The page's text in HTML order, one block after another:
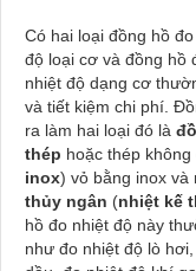
Có hai loại đồng hồ
độ loại cơ và đồng hồ
nhiệt độ dạng cơ
và tiết kiệm chi phí.
ra làm hai loại đó là
thép hoặc thép
inox) vỏ bằng inox và
thủy ngân (nhiệt kế
hồ đo nhiệt độ này
như đo nhiệt độ lò